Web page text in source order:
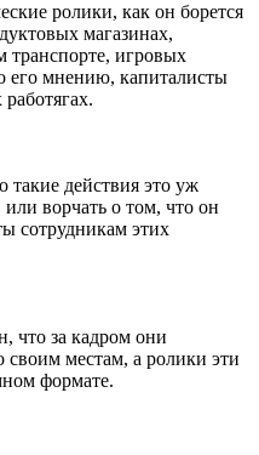
ролики, как он борется
магазинах,
транспорте, игровых
его мнению, капиталисты
такие действия это уж
ворчать о том, что он
сотрудникам этих
что за кадром они
своим местам, а ролики эти
формате.